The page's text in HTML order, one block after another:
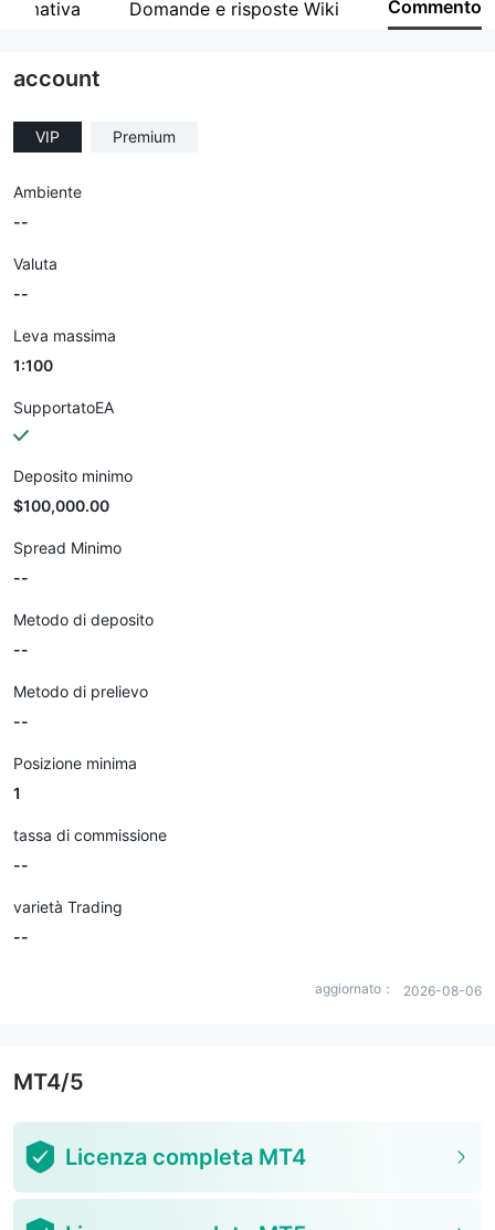
Domande e risposte Wiki Commento
account
VIP Premium
Ambiente
--
Valuta
--
Leva massima
1:100
SupportatoEA
Deposito minimo
$100,000.00
Spread Minimo
--
Metodo di deposito
--
Metodo di prelievo
--
Posizione minima
1
tassa di commissione
--
varietà Trading
--
aggiornato： 2026-08-06
MT4/5
Licenza completa MT4